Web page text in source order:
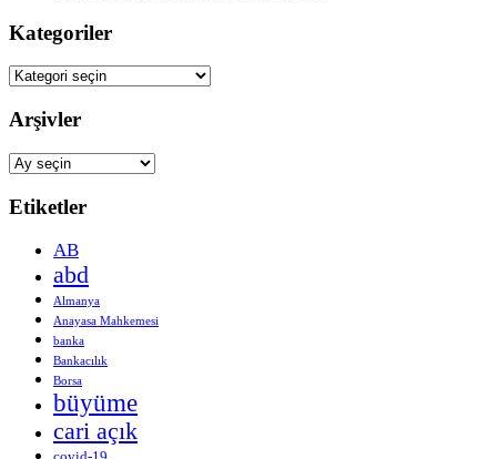
Kategoriler
Kategoriler
Arşivler
Arşivler
Etiketler
AB
abd
Almanya
Anayasa Mahkemesi
banka
Bankacılık
Borsa
büyüme
cari açık